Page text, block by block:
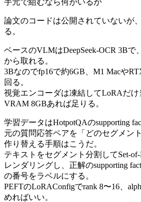
論文のコードは公開されていないが
る。
ベースのVLMはDeepSeek-OCR 3Bで、
から取れる。
3Bなのでfp16で約6GB、M1 Macや
回る。
視覚エンコーダは凍結してLoRAだ
VRAM 8GBあれば足りる。
学習データはHotpotQAのsupporting
元の質問応答ペアを「どのセグメン
作り替える手順はこうだ。
テキストをセグメント分割してSet-
レンダリングし、正解のsupporting
の番号をラベルにする。
PEFTのLoRAConfigでrank 8〜16、
めればいい。